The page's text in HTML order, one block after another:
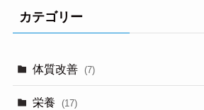
カテゴリー
体質改善 (7)
栄養 (17)